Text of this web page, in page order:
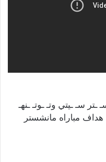
سـ ـيتي وتـ ـوتـ ـنهـ
هداف مباراه مانشستر